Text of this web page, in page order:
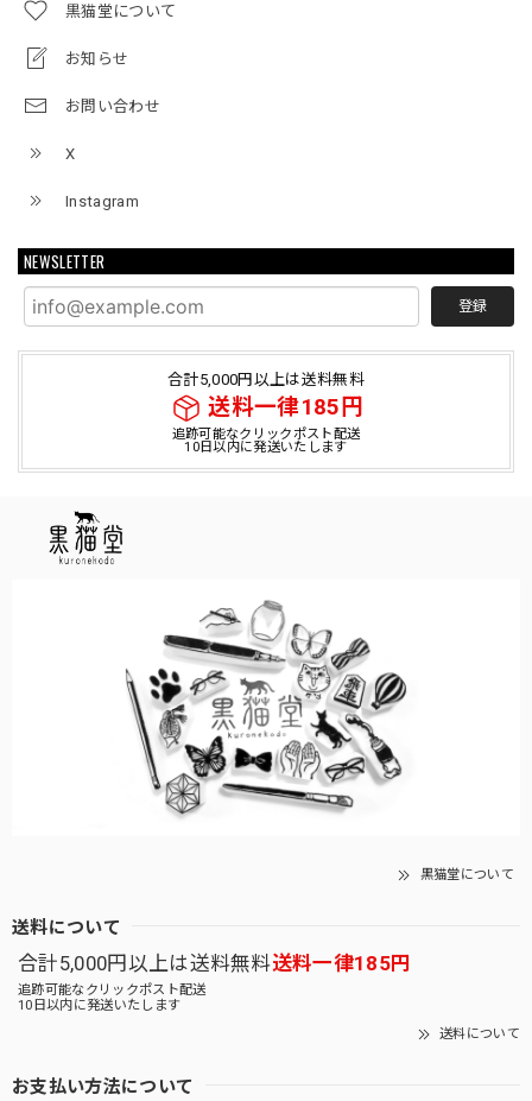
黒猫堂について
お知らせ
お問い合わせ
X
Instagram
NEWSLETTER
登録
合計5,000円以上は送料無料
送料一律185円
追跡可能なクリックポスト配送
10日以内に発送いたします
黒猫堂について
送料について
合計5,000円以上は送料無料送料一律185円
追跡可能なクリックポスト配送
10日以内に発送いたします
送料について
お支払い方法について